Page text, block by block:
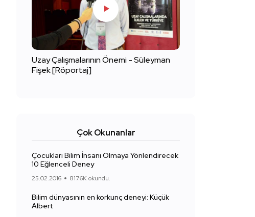
Uzay Çalışmalarının Önemi - Süleyman
Fişek [Röportaj]
Çok Okunanlar
Çocukları Bilim İnsanı Olmaya Yönlendirecek
10 Eğlenceli Deney
25.02.2016 817.6K okundu.
Bilim dünyasının en korkunç deneyi: Küçük
Albert